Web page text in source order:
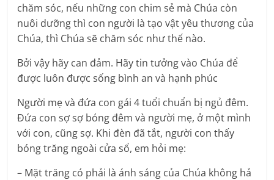
chăm sóc, nếu những con chim sẻ mà Chúa còn
nuôi dưỡng thì con người là tạo vật yêu thương của
Chúa, thì Chúa sẽ chăm sóc như thế nào.
Bởi vậy hãy can đảm. Hãy tin tưởng vào Chúa để
được luôn được sống bình an và hạnh phúc
Người mẹ và đứa con gái 4 tuổi chuẩn bị ngủ đêm.
Đứa con sợ sợ bóng đêm và người mẹ, ở một mình
với con, cũng sợ. Khi đèn đã tắt, người con thấy
bóng trăng ngoài cửa sổ, em hỏi mẹ:
– Mặt trăng có phải là ánh sáng của Chúa không hả